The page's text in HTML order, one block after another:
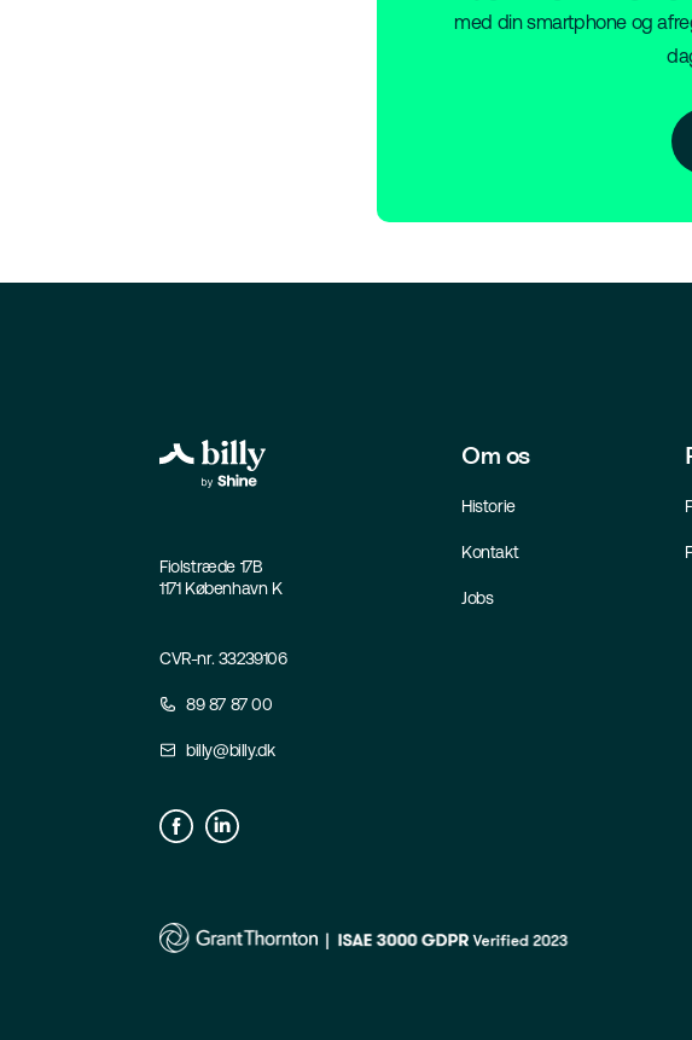
med din smartphone og
Fiolstræde 17B
1171 København K
CVR-nr. 33239106
89 87 87 00
billy@billy.dk
Om os
Historie
Kontakt
Jobs